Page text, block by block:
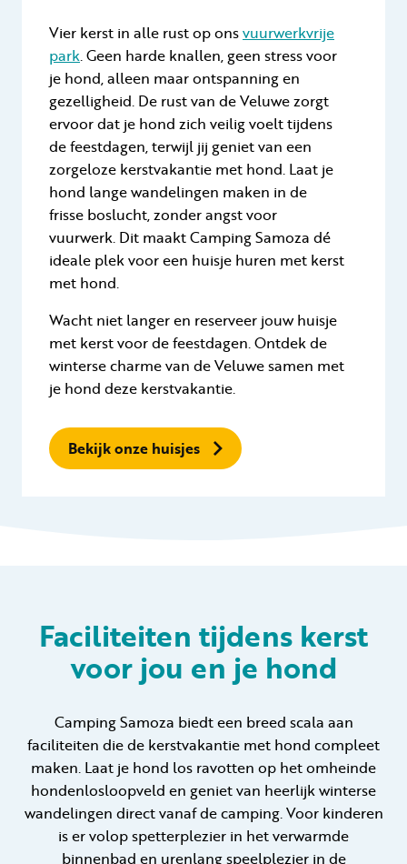
Vier kerst in alle rust op onsvuurwerkvrije
park. Geen harde knallen, geen stress voor
je hond, alleen maar ontspanning en
gezelligheid. De rust van de Veluwe zorgt
ervoor dat je hond zich veilig voelt tijdens
de feestdagen, terwijl jij geniet van een
zorgeloze kerstvakantie met hond. Laat je
hond lange wandelingen maken in de
frisse boslucht, zonder angst voor
vuurwerk. Dit maakt Camping Samoza dé
ideale plek voor een huisje huren met kerst
met hond.
Wacht niet langer en reserveer jouw huisje
met kerst voor de feestdagen. Ontdek de
winterse charme van de Veluwe samen met
je hond deze kerstvakantie.
Bekijk onze huisjes
Faciliteiten tijdens kerst
voor jou en je hond
Camping Samoza biedt een breed scala aan
faciliteiten die de kerstvakantie met hond compleet
maken. Laat je hond los ravotten op het omheinde
hondenlosloopveld en geniet van heerlijk winterse
wandelingen direct vanaf de camping. Voor kinderen
is er volop spetterplezier in het verwarmde
binnenbad en urenlang speelplezier in de